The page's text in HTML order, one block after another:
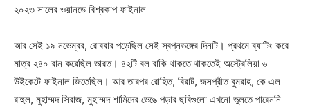
২০২৩ সালের ওয়ানডে বিশ্বকাপ ফাইনাল
আর সেই ১৯ নভেম্বর, রোববার পড়েছিল সেই স্বপ্নভঙ্গের দিনটি। প্রথমে ব্যাটিং করে
মাত্র ২৪০ রান করেছিল ভারত। ৪২টি বল বাকি থাকতে থাকতেই অস্ট্রেলিয়া ৬
উইকেটে ফাইনাল জিতেছিল। আর তারপর রোহিত, বিরাট, জসপ্রীত বুমরাহ, কে এল
রাহুল, মুহাম্মদ সিরাজ, মুহাম্মদ শামিদের ভেঙে পড়ার ছবিগুলো এখনো ভুলতে পারেননি